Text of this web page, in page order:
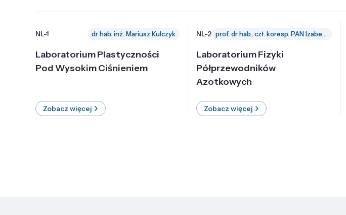
NL-1 dr hab. inż. Mariusz Kulczyk
Laboratorium Plastyczności
Pod Wysokim Ciśnieniem
Zobacz więcej
NL-2 prof. dr hab., czł. koresp. PAN Izabella Grzegory
Laboratorium Fizyki
Półprzewodników
Azotkowych
Zobacz więcej